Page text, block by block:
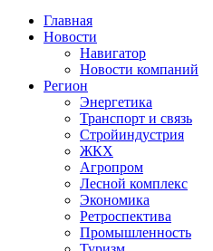
Главная
Новости
Навигатор
Новости компаний
Регион
Энергетика
Транспорт и связь
Стройиндустрия
ЖКХ
Агропром
Лесной комплекс
Экономика
Ретроспектива
Промышленность